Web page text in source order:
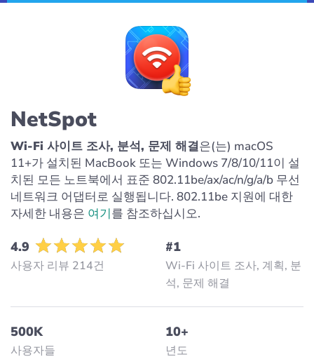
NetSpot
Wi-Fi 사이트 조사, 분석, 문제 해결은(는) macOS
11+가 설치된 MacBook 또는 Windows 7/8/10/11이 설
치된 모든 노트북에서 표준 802.11be/ax/ac/n/g/a/b 무선
네트워크 어댑터로 실행됩니다. 802.11be 지원에 대한
자세한 내용은 여기를 참조하십시오.
4.9
사용자 리뷰 214건
#1
Wi-Fi 사이트 조사, 계획, 분
석, 문제 해결
500K
사용자들
10+
년도